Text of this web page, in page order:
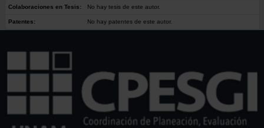
Colaboraciones en Tesis: No hay tesis de este autor.
Patentes: No hay patentes de este autor.